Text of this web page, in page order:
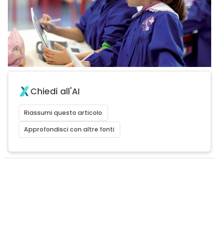
Chiedi all'AI
Riassumi questo articolo
Approfondisci con altre fonti